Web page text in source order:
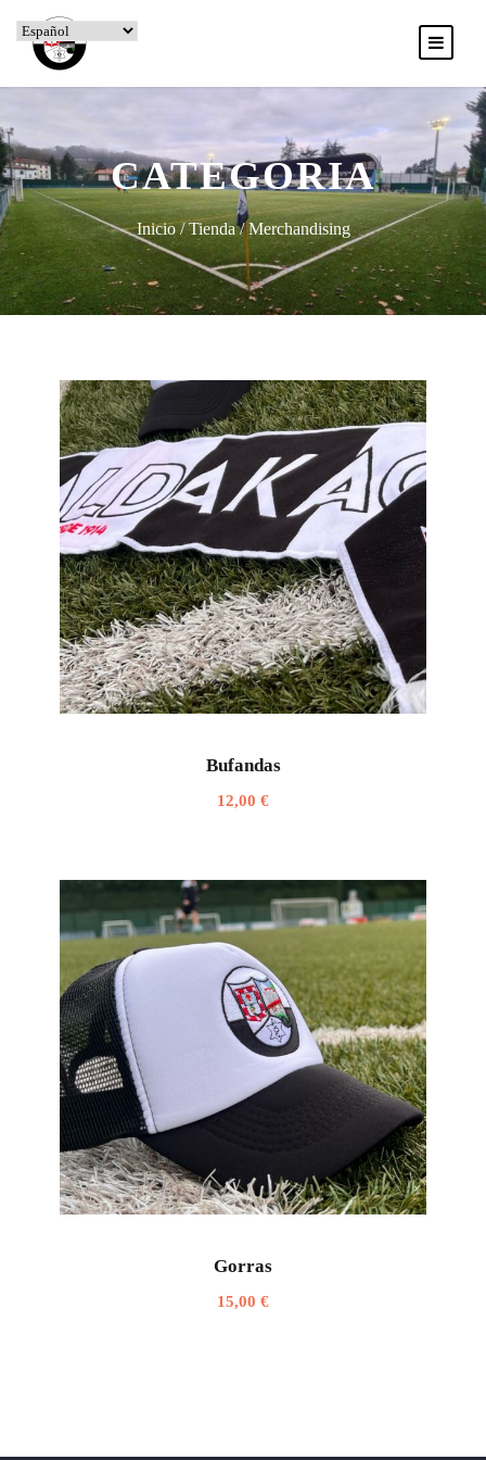
CATEGORIA
Inicio/Tienda/ Merchandising
Bufandas
12,00 €
Gorras
15,00 €